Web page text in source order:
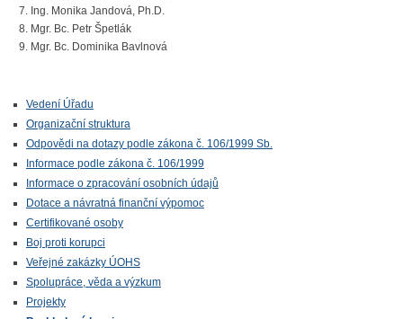
Ing. Monika Jandová, Ph.D.
Mgr. Bc. Petr Špetlák
Mgr. Bc. Dominika Bavlnová
Vedení Úřadu
Organizační struktura
Odpovědi na dotazy podle zákona č. 106/1999 Sb.
Informace podle zákona č. 106/1999
Informace o zpracování osobních údajů
Dotace a návratná finanční výpomoc
Certifikované osoby
Boj proti korupci
Veřejné zakázky ÚOHS
Spolupráce, věda a výzkum
Projekty